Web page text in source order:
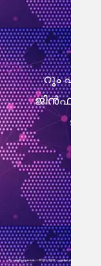
റൂം എ-4-
ജിൻഫാൻ
© പകർപ്പവകാശം – 2010-2021 : എല്ലാ അവകാശങ്ങളും